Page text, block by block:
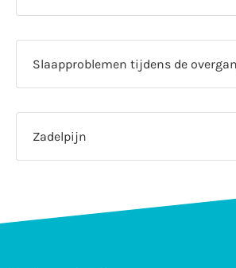
Slaapproblemen tijdens de
Zadelpijn